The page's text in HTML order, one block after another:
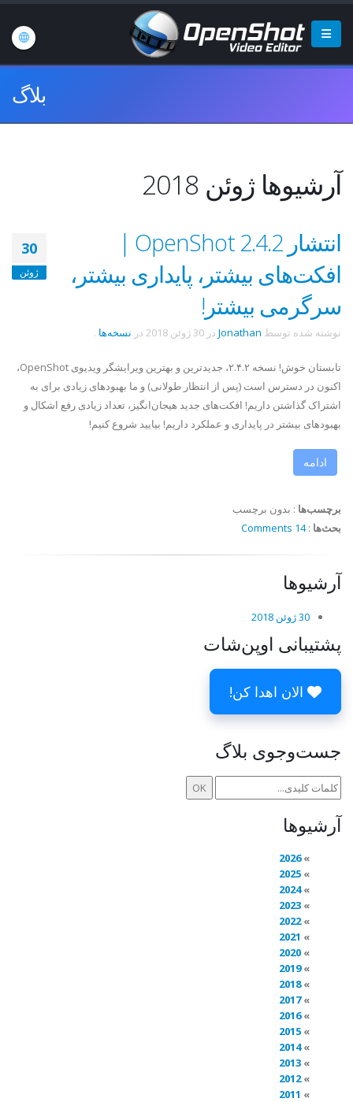
بلاگ
آرشیوها ژوئن 2018
30
ژوئن
انتشار OpenShot 2.4.2 |
افکت‌های بیشتر، پایداری بیشتر،
سرگرمی بیشتر!
نوشته شده توسط Jonathan در 30 ژوئن 2018 در نسخه‌ها .
تابستان خوش! نسخه ۲.۴.۲، جدیدترین و بهترین ویرایشگر ویدیوی OpenShot،
اکنون در دسترس است (پس از انتظار طولانی) و ما بهبودهای زیادی برای به
اشتراک گذاشتن داریم! افکت‌های جدید هیجان‌انگیز، تعداد زیادی رفع اشکال و
بهبودهای بیشتر در پایداری و عملکرد داریم! بیایید شروع کنیم!
ادامه
برچسب‌ها : بدون برچسب
بحث‌ها :
14 Comments
آرشیوها
30 ژوئن 2018
پشتیبانی اوپن‌شات
الان اهدا کن!
جست‌وجوی بلاگ
آرشیوها
2026
2025
2024
2023
2022
2021
2020
2019
2018
2017
2016
2015
2014
2013
2012
2011